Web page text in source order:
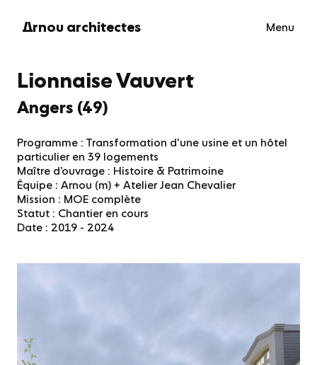
Arnou architectes Menu
Lionnaise Vauvert
Angers (49)
Programme : Transformation d'une usine et un hôtel
particulier en 39 logements
Maître d’ouvrage : Histoire & Patrimoine
Équipe : Arnou (m) + Atelier Jean Chevalier
Mission : MOE complète
Statut : Chantier en cours
Date : 2019 - 2024